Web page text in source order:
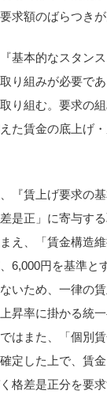
求額のばらつきが
基本的なスタン
り組みが必要で
り組む。要求の
た賃金の底上げ
『賃上げ要求の
是正」に寄与す
え、「賃金構造
6,000円を基準
いため、一律の
昇率に掛かる統
はまた、「個別
定した上で、賃
格差是正分を要求